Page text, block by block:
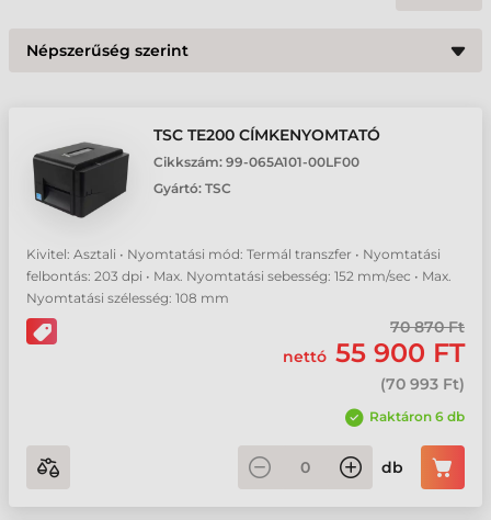
TSC TE200 CÍMKENYOMTATÓ
Cikkszám: 99-065A101-00LF00
Gyártó: TSC
Kivitel: Asztali • Nyomtatási mód: Termál transzfer • Nyomtatási
felbontás: 203 dpi • Max. Nyomtatási sebesség: 152 mm/sec • Max.
Nyomtatási szélesség: 108 mm
70 870 Ft
nettó 55 900 FT
(70 993 Ft)
Raktáron 6 db
db